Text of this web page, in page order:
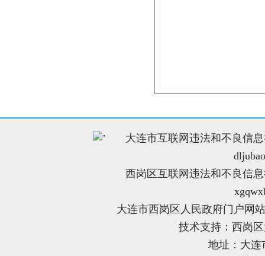
"
大连市互联网违法和不良信
西岗区互联网违法和不良信
大连市西岗区人民政府门户网
技术支持：西岗
地址：大连